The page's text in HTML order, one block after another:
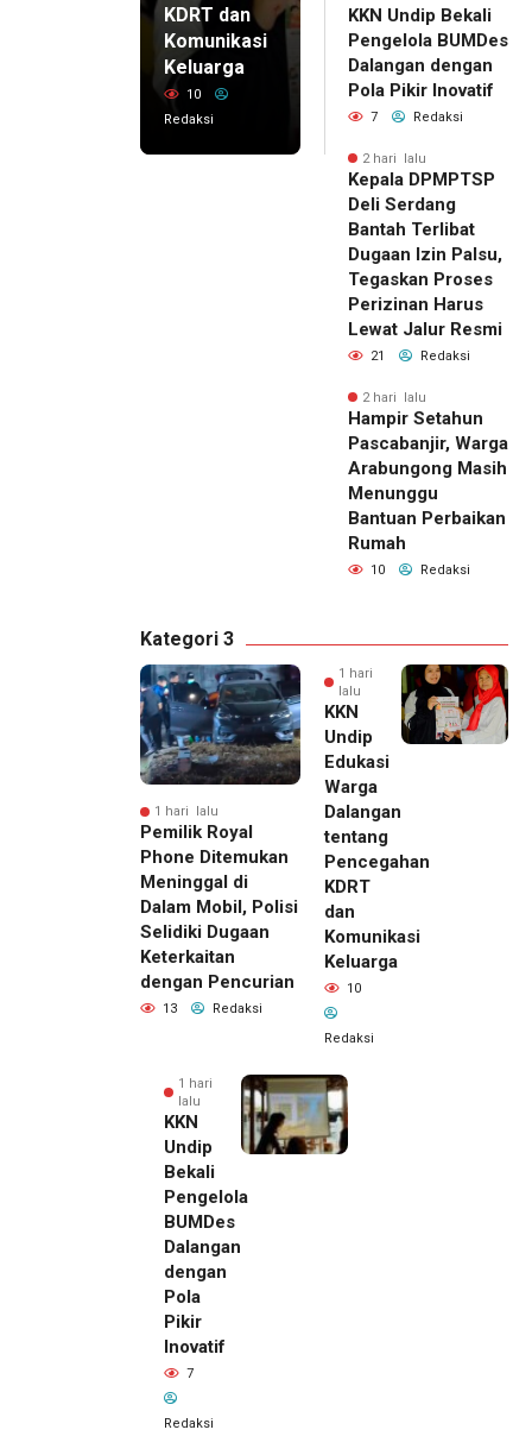
KDRT dan
Komunikasi
Keluarga
10
Redaksi
KKN Undip Bekali
Pengelola BUMDes
Dalangan dengan
Pola Pikir Inovatif
7 Redaksi
2 hari lalu
Kepala DPMPTSP
Deli Serdang
Bantah Terlibat
Dugaan Izin Palsu,
Tegaskan Proses
Perizinan Harus
Lewat Jalur Resmi
21 Redaksi
2 hari lalu
Hampir Setahun
Pascabanjir, Warga
Arabungong Masih
Menunggu
Bantuan Perbaikan
Rumah
10 Redaksi
Kategori 3
1 hari lalu
Pemilik Royal
Phone Ditemukan
Meninggal di
Dalam Mobil, Polisi
Selidiki Dugaan
Keterkaitan
dengan Pencurian
13 Redaksi
1 hari
lalu
KKN
Undip
Edukasi
Warga
Dalangan
tentang
Pencegahan
KDRT
dan
Komunikasi
Keluarga
10
Redaksi
1 hari
lalu
KKN
Undip
Bekali
Pengelola
BUMDes
Dalangan
dengan
Pola
Pikir
Inovatif
7
Redaksi
1 hari lalu
Pemilik
Royal
Phone